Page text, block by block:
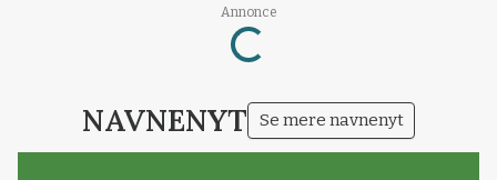
Annonce
Loading...
NAVNENYT Se mere navnenyt